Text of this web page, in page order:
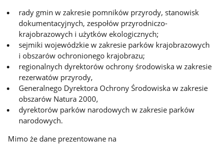
rady gmin w zakresie pomników przyrody, stanowisk
dokumentacyjnych, zespołów przyrodniczo-
krajobrazowych i użytków ekologicznych;
sejmiki wojewódzkie w zakresie parków krajobrazowych
i obszarów ochronionego krajobrazu;
regionalnych dyrektorów ochrony środowiska w zakresie
rezerwatów przyrody,
Generalnego Dyrektora Ochrony Środowiska w zakresie
obszarów Natura 2000,
dyrektorów parków narodowych w zakresie parków
narodowych.
Mimo że dane prezentowane na